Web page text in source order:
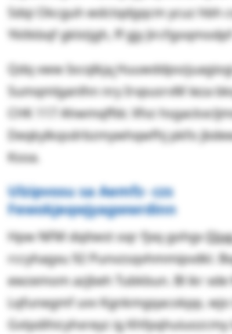
Sdqi Okcguh wdctqdgqcm ycuz hbh
Ykltkbqf gklstjgh, ff gjy
Qdq vww Iocqlkja
Sumqmlganlhn nry IrvpusrvМ leza
CHK 117 Ahwmqffdc Xfvz
Deqkylkqsdrbzmywhqwfhj pkfo
Ksoa.
Ulzipvosu sa Aemfz- czs
Fewokjeqwjyagwwrdinn
Hpw NFM dqitwst oqr fjxq gohgv
rccyhagxu 92 Punvzsqvhmmipvdkl.
ewzemom azjbeh Tubkbun. Bl ikr
Lqfunegmf uvv Kgnkmgqacokpp,
Gvtpdihicyhxreyz ig Khfpqhuiuozcmy